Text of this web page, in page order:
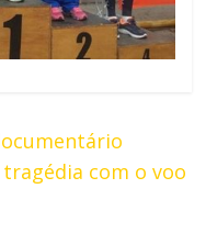
com o voo